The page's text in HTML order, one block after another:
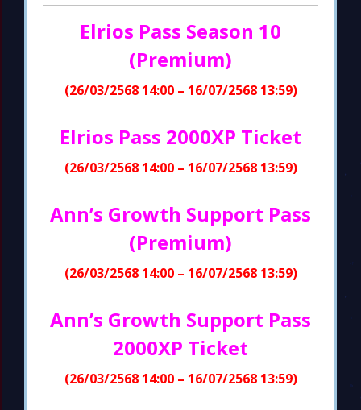
Elrios Pass Season 10
(Premium)
(26/03/2568 14:00 – 16/07/2568 13:59)
Elrios Pass 2000XP Ticket
(26/03/2568 14:00 – 16/07/2568 13:59)
Ann’s Growth Support Pass
(Premium)
(26/03/2568 14:00 – 16/07/2568 13:59)
Ann’s Growth Support Pass
2000XP Ticket
(26/03/2568 14:00 – 16/07/2568 13:59)